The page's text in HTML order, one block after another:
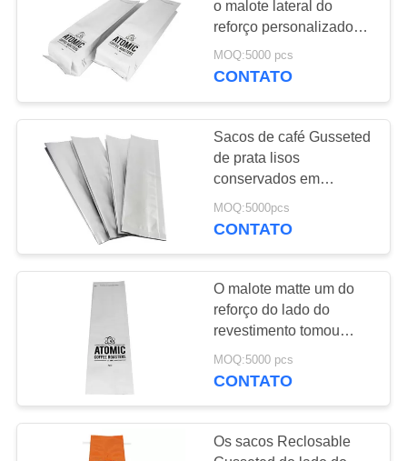
CONTACTE-
NOS
PEÇA
UMAS
CITAÇÕES
DO
POLÍTICA
PRIVACIDADE
Sacos Ziplock
biodegradáveis
levante-se o malote
encarregados do
o malote lateral do
reforço personalizado
para o empacotamento
de alimento da barreira
MOQ:5000 pcs
CONTATO
Sacos de café Gusseted
de prata lisos
conservados em
estoque da folha de
alumínio, malotes
MOQ:5000pcs
CONTATO
O malote matte um do
reforço do lado do
revestimento tomou
partido produto
comestível da válvula da
MOQ:5000 pcs
CONTATO
Os sacos Reclosable